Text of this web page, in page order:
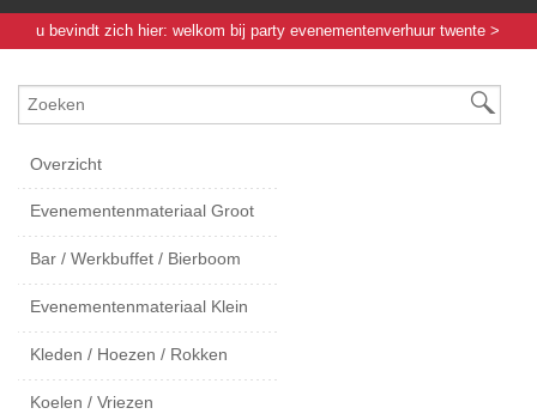
u bevindt zich hier: welkom bij party evenementenverhuur twente >
Overzicht
Evenementenmateriaal Groot
Bar / Werkbuffet / Bierboom
Evenementenmateriaal Klein
Kleden / Hoezen / Rokken
Koelen / Vriezen